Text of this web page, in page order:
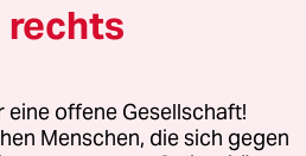
rechts
offene Gesellschaft!
Menschen, die sich gegen